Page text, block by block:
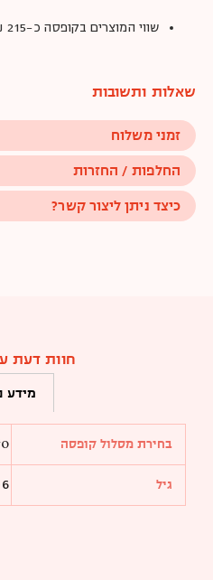
שווי המוצרים בקופסה כ-215 ₪
שאלות ותשובות
זמני משלוח
החלפות / החזרות
כיצד ניתן ליצור קשר?
חוות דעת
מידע
בחירת מסלול קופסה
גיל 0-